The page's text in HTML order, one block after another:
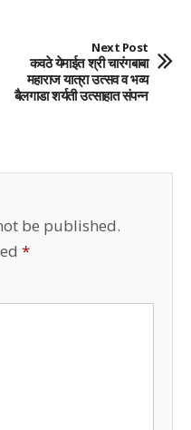
Next Post
कवठे येमाईत श्री चारंगबाबा
महाराज यात्रा उत्सव व भव्य
बैलगाडा शर्यती उत्साहात संपन्न
be published.
*